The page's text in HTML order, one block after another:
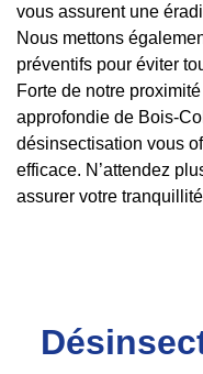
vous assurent une
Nous mettons
préventifs pour éviter
Forte de notre
approfondie de Bois-
désinsectisation vous
efficace. N’attendez
assurer votre